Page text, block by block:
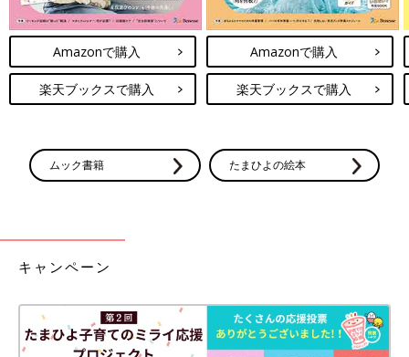
Amazonで購入
楽天ブックスで購入
Amazonで購入
楽天ブックスで購入
ムック書籍 たまひよの絵本
キャンペーン